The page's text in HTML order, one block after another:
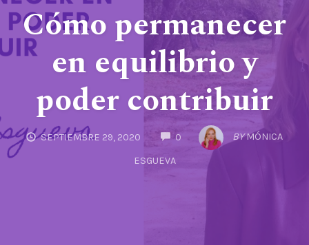
Cómo permanecer
en equilibrio y
poder contribuir
SEPTIEMBRE 29, 2020 0 COMMENTSBYMÓNICA
ESGUEVA